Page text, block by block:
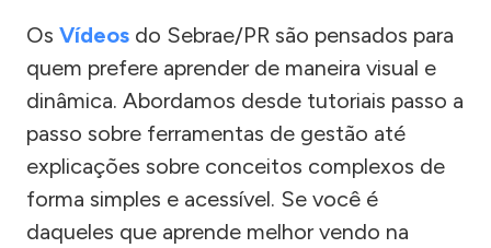
Os Vídeos do Sebrae/PR são pensados para
quem prefere aprender de maneira visual e
dinâmica. Abordamos desde tutoriais passo a
passo sobre ferramentas de gestão até
explicações sobre conceitos complexos de
forma simples e acessível. Se você é
daqueles que aprende melhor vendo na